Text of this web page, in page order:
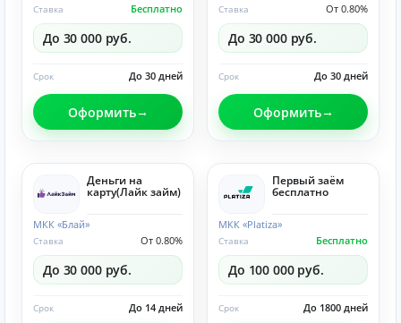
Бесплатно
Ставка
До 30 000 руб.
До 30 дней
Срок
Оформить
От 0.80%
Ставка
До 30 000 руб.
До 30 дней
Срок
Оформить
Деньги на
карту(Лайк займ)
МКК «Блай»
От 0.80%
Ставка
До 30 000 руб.
До 14 дней
Срок
Первый заём
бесплатно
МКК «Platiza»
Бесплатно
Ставка
До 100 000 руб.
До 1800 дней
Срок